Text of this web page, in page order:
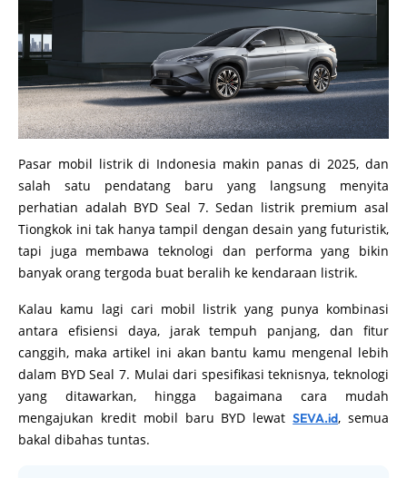
Pasar mobil listrik di Indonesia makin panas di 2025, dan
salah satu pendatang baru yang langsung menyita
perhatian adalah BYD Seal 7. Sedan listrik premium asal
Tiongkok ini tak hanya tampil dengan desain yang futuristik,
tapi juga membawa teknologi dan performa yang bikin
banyak orang tergoda buat beralih ke kendaraan listrik.
Kalau kamu lagi cari mobil listrik yang punya kombinasi
antara efisiensi daya, jarak tempuh panjang, dan fitur
canggih, maka artikel ini akan bantu kamu mengenal lebih
dalam BYD Seal 7. Mulai dari spesifikasi teknisnya, teknologi
yang ditawarkan, hingga bagaimana cara mudah
mengajukan kredit mobil baru BYD lewatSEVA.id, semua
bakal dibahas tuntas.